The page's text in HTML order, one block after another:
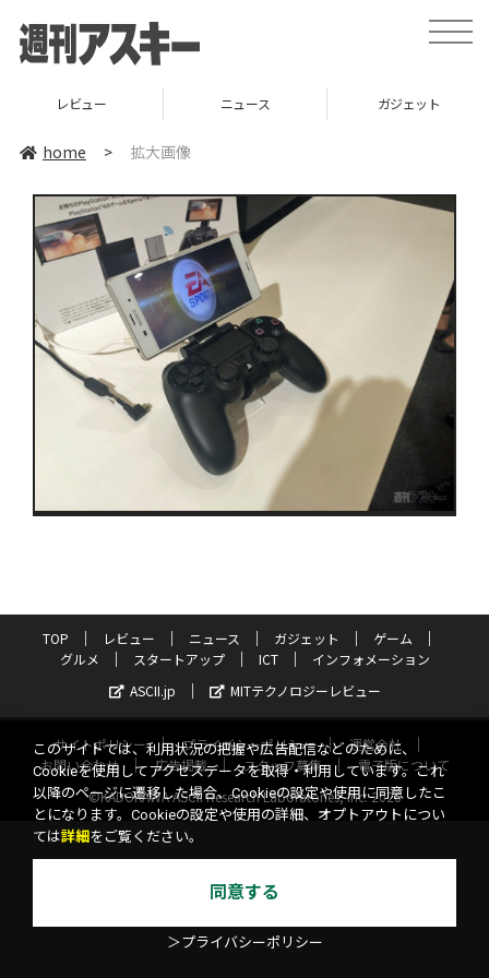
toggle
レビュー ニュース ガジェット
home > 拡大画像
TOP レビュー ニュース ガジェット
ゲーム
グルメ
スタートアップ ICT
インフォメーション
ASCII.jp
MITテクノロジーレビュー
サイトポリシー プライバシーポリシー
運営会社
お問い合わせ
広告掲載 スタッフ募集
電子版について
©KADOKAWA ASCII Research Laboratories, Inc. 2026
このサイトでは、利用状況の把握や広告配信などのために、
Cookieを使用してアクセスデータを取得・利用しています。これ
以降のページに遷移した場合、Cookieの設定や使用に同意したこ
とになります。Cookieの設定や使用の詳細、オプトアウトについ
ては詳細 をご覧ください。
同意する
＞プライバシーポリシー